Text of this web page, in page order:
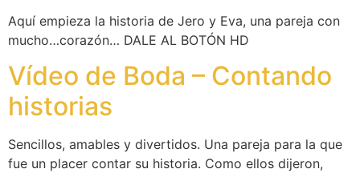
Aquí empieza la historia de Jero y Eva, una pareja con
mucho…corazón… DALE AL BOTÓN HD
Vídeo de Boda – Contando
historias
Sencillos, amables y divertidos. Una pareja para la que
fue un placer contar su historia. Como ellos dijeron,